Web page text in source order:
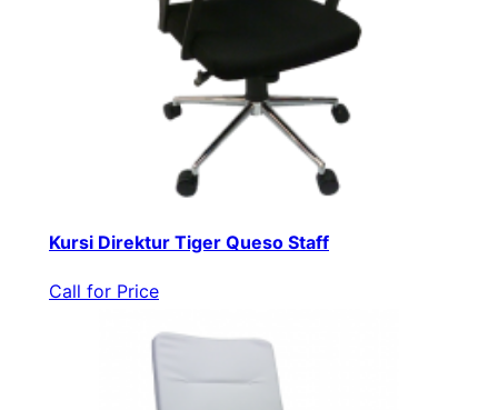
Kursi Direktur Tiger Queso Staff
Call for Price